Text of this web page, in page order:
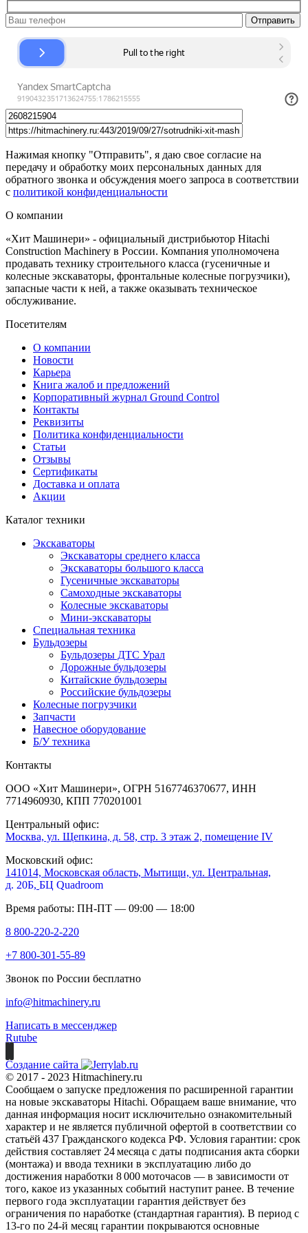
Нажимая кнопку "Отправить", я даю свое согласие на
передачу и обработку моих персональных данных для
обратного звонка и обсуждения моего запроса в соответствии
с политикой конфиденциальности
О компании
«Хит Машинери» - официальный дистрибьютор Hitachi
Construction Machinery в России. Компания уполномочена
продавать технику строительного класса (гусеничные и
колесные экскаваторы, фронтальные колесные погрузчики),
запасные части к ней, а также оказывать техническое
обслуживание.
Посетителям
О компании
Новости
Карьера
Книга жалоб и предложений
Корпоративный журнал Ground Control
Контакты
Реквизиты
Политика конфиденциальности
Статьи
Отзывы
Сертификаты
Доставка и оплата
Акции
Каталог техники
Экскаваторы
Экскаваторы среднего класса
Экскаваторы большого класса
Гусеничные экскаваторы
Самоходные экскаваторы
Колесные экскаваторы
Мини-экскаваторы
Специальная техника
Бульдозеры
Бульдозеры ДТС Урал
Дорожные бульдозеры
Китайские бульдозеры
Российские бульдозеры
Колесные погрузчики
Запчасти
Навесное оборудование
Б/У техника
Контакты
ООО «Хит Машинери», ОГРН 5167746370677, ИНН
7714960930, КПП 770201001
Центральный офис:
Москва, ул. Щепкина, д. 58, стр. 3 этаж 2, помещение IV
Московский офис:
141014, Московская область, Мытищи, ул. Центральная,
д. 20Б, БЦ Quadroom
Время работы: ПН-ПТ — 09:00 — 18:00
8 800-220-2-220
+7 800-301-55-89
Звонок по России бесплатно
info@hitmachinery.ru
Написать в мессенджер
Rutube
Создание сайта
© 2017 - 2023 Hitmachinery.ru
Сообщаем о запуске предложения по расширенной гарантии
на новые экскаваторы Hitachi. Обращаем ваше внимание, что
данная информация носит исключительно ознакомительный
характер и не является публичной офертой в соответствии со
статьёй 437 Гражданского кодекса РФ. Условия гарантии: срок
действия составляет 24 месяца с даты подписания акта сборки
(монтажа) и ввода техники в эксплуатацию либо до
достижения наработки 8 000 моточасов — в зависимости от
того, какое из указанных событий наступит ранее. В течение
первого года эксплуатации гарантия действует без
ограничения по наработке (стандартная гарантия). В период с
13‑го по 24‑й месяц гарантии покрываются основные